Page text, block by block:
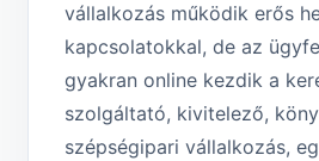
vállalkozás működik erős
kapcsolatokkal, de az
gyakran online kezdik a
szolgáltató, kivitelező,
szépségipari vállalkozás,